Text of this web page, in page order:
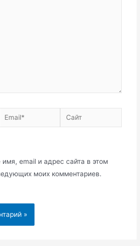
Email* Сайт
email и адрес сайта в этом
моих комментариев.